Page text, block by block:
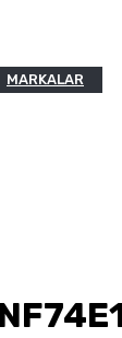
MARKALAR